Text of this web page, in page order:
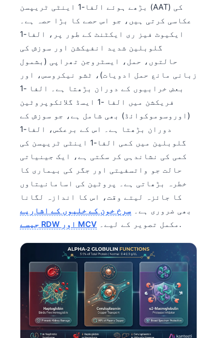
بڑھے ہوئے الفا-1 اینٹی ٹریپسن (AAT) کی
عکاسی کرتی ہیں، جو اس حصے کا بڑا حصہ ہے۔
ایکیوٹ فیز ری ایکٹنٹ کے طور پر، الفا-1
گلوبلین شدید انفیکشن اور سوزش کی
حالتوں، حمل، ایسٹروجن تھراپی (بشمول
زبانی مانع حمل ادویات)، ٹشو نیکروسس، اور
بعض خرابیوں کے دوران بڑھتا ہے۔ الفا -1
فریکشن میں الفا -1 ایسڈ گلائکوپروٹین
(اوروسوموکوائڈ) بھی شامل ہے، جو سوزش کے
دوران بڑھتا ہے۔ اس کے برعکس، الفا-1
گلوبلین میں کمی الفا-1 اینٹی ٹریپسن کی
کمی کی نشاندہی کر سکتی ہے، ایک جینیاتی
حالت جو واتسفیتی اور جگر کی بیماری کا
خطرہ بڑھاتی ہے۔ پروٹین کی اسامانیتاوں
کا جائزہ لیتے وقت، اس کا اندازہ لگانا
بھی ضروری ہے۔ سرخ خون کے خلیوں کے اشاریے
جیسے RDW اور MCV
مکمل تصویر کے لیے۔.